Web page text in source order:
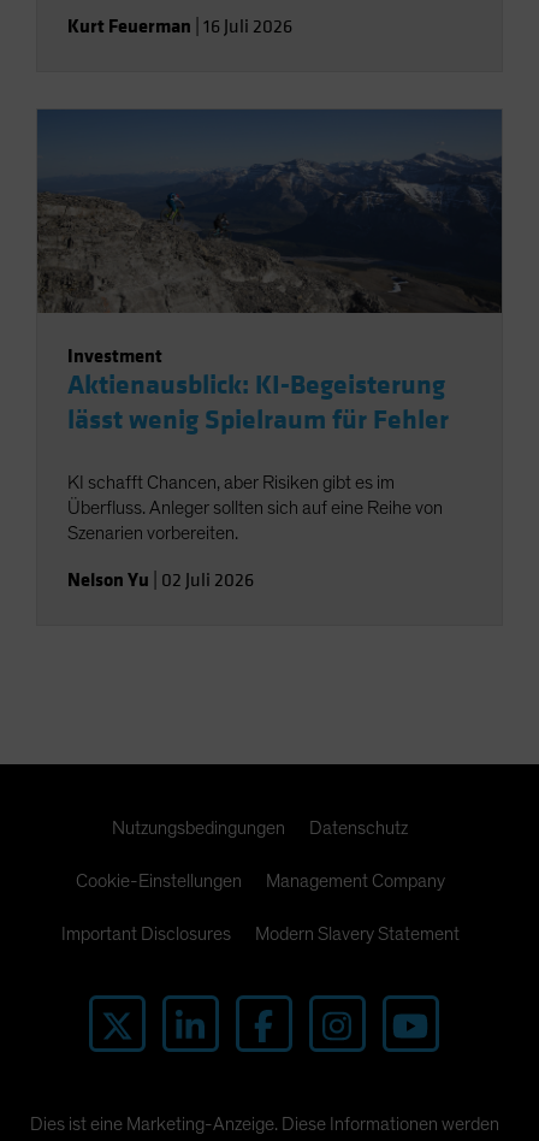
Kurt Feuerman 16 Juli 2026
Investment
Aktienausblick: KI-Begeisterung
lässt wenig Spielraum für Fehler
KI schafft Chancen, aber Risiken gibt es im
Überfluss. Anleger sollten sich auf eine Reihe von
Szenarien vorbereiten.
Nelson Yu 02 Juli 2026
Nutzungsbedingungen Datenschutz
Cookie-Einstellungen Management Company
Important Disclosures Modern Slavery Statement
Dies ist eine Marketing-Anzeige. Diese Informationen werden